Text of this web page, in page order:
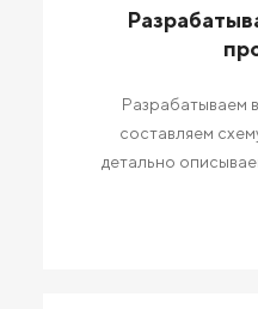
Разрабатываем
составляем
детально